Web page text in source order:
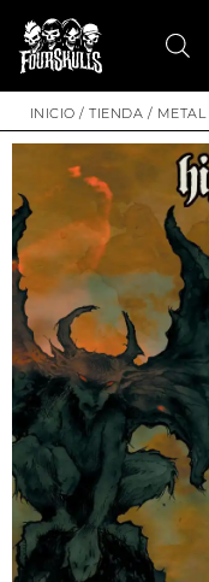
INICIO / TIENDA / METAL